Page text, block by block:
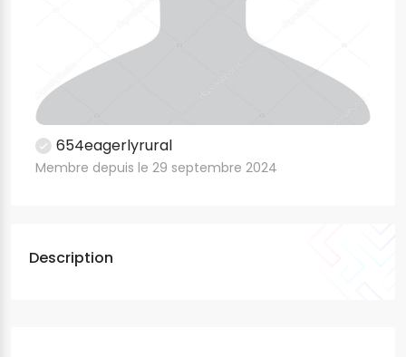
654eagerlyrural
Membre depuis le 29 septembre 2024
Description